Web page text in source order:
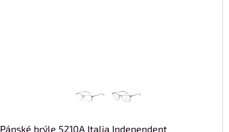
Pánské brýle 5210A Italia Independent